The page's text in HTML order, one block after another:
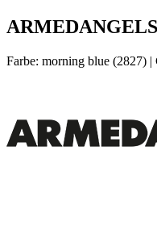
Farbe: morning blue (2827) |